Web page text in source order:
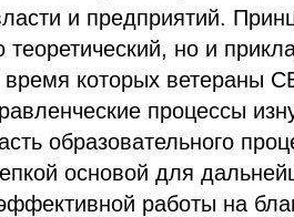
и предприятий.
теоретический, но и
которых ветераны
процессы
образовательного
основой для
работы на